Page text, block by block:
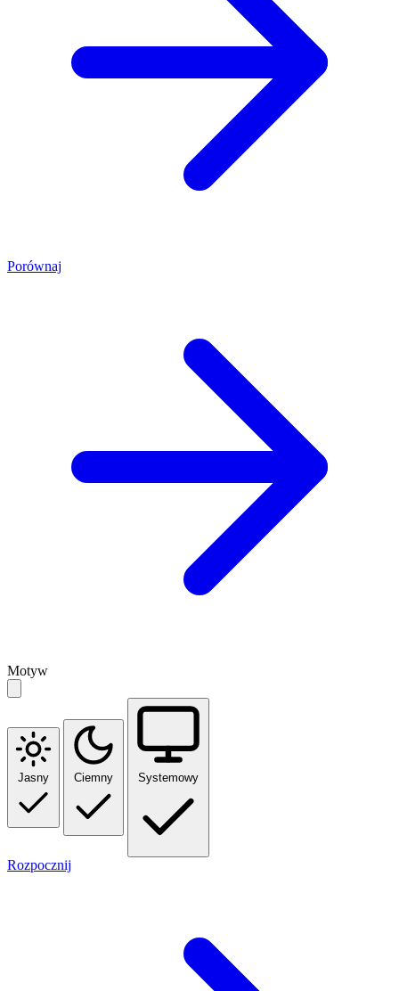
Porównaj
Motyw
Jasny Ciemny Systemowy
Rozpocznij